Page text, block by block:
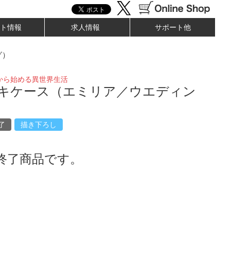
情報 求人情報 サポート他
ら始める異世界生活
ケース（エミリア／ウエディン
描き下ろし
了商品です。